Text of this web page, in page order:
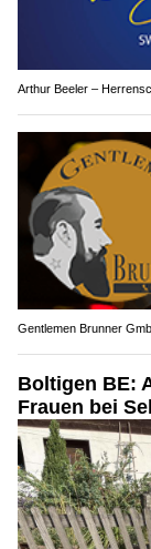
Arthur Beeler –
Gentlemen Brunner
Boltigen BE:
Frauen bei